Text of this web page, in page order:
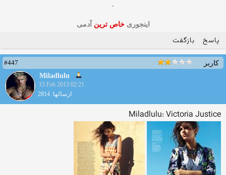
.
اینجوریخاص ترین آدمی
پاسخ بازگفت
کاربر
#447
Miladlulu
15 Feb 2013 02:21
ارسالها: 2814
Miladlulu: Victoria Justice